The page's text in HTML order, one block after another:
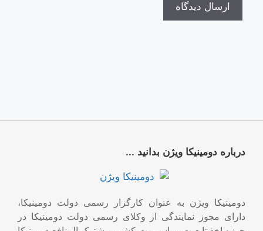
درباره دومینیکا ویژن بدانید ...
دومینیکا ویژن به عنوان کارگزار رسمی دولت دومینیکا،
دارای مجوز نمایندگی از وکلای رسمی دولت دومینیکا در